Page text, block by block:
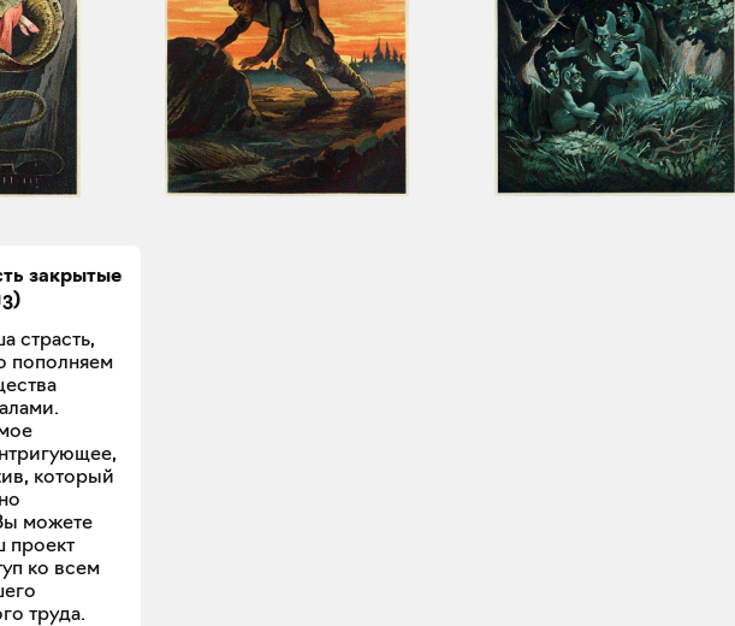
закрытые
)
страсть,
пополняем
который
можете
проект
ко всем
труда.